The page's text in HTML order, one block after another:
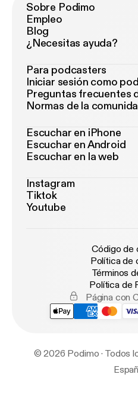
Sobre Podimo
Empleo
Blog
¿Necesitas ayuda?
Para podcasters
Iniciar sesión como
Preguntas frecuentes
Normas de la
Escuchar en iPhone
Escuchar en Android
Escuchar en la web
Instagram
Tiktok
Youtube
Código de
Política de
Términos
Política de
Página con
© 2026 Podimo · Todos